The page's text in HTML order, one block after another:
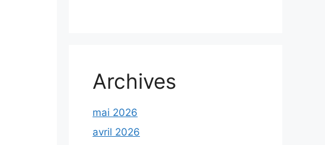
Archives
mai 2026
avril 2026